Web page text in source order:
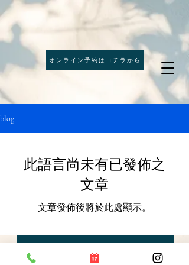
オンライン予約はコチラから
blog
此語言尚未有已發佈之
文章
文章發佈後將於此處顯示。